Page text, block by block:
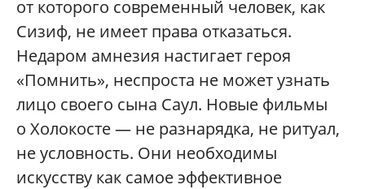
от которого современный человек, как
Сизиф, не имеет права отказаться.
Недаром амнезия настигает героя
«Помнить», неспроста не может узнать
лицо своего сына Саул. Новые фильмы
о Холокосте — не разнарядка, не ритуал,
не условность. Они необходимы
искусству как самое эффективное